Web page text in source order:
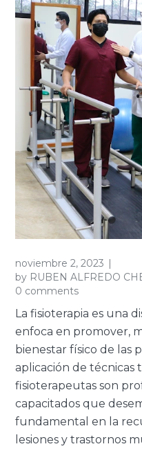
noviembre 2, 2023
by RUBEN ALFREDO
0 comments
La fisioterapia es una
enfoca en promover,
bienestar físico de las
aplicación de técnicas
fisioterapeutas son
capacitados que
fundamental en la
lesiones y trastornos